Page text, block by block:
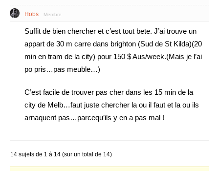
Hobs Membre
Suffit de bien chercher et c’est tout bete. J’ai trouve un
appart de 30 m carre dans brighton (Sud de St Kilda)(20
min en tram de la city) pour 150 $ Aus/week.(Mais je l’ai
po pris…pas meuble…)
C’est facile de trouver pas cher dans les 15 min de la
city de Melb…faut juste chercher la ou il faut et la ou ils
arnaquent pas…parcequ’ils y en a pas mal !
14 sujets de 1 à 14 (sur un total de 14)